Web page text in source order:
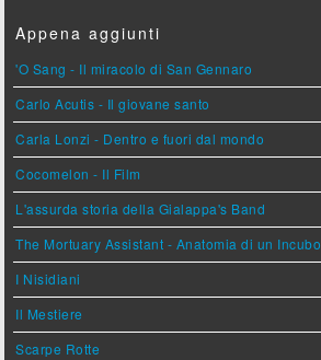
Appena aggiunti
'O Sang - Il miracolo di San Gennaro
Carlo Acutis - Il giovane santo
Carla Lonzi - Dentro e fuori dal mondo
Cocomelon - Il Film
L'assurda storia della Gialappa's Band
The Mortuary Assistant - Anatomia di un Incubo
I Nisidiani
Il Mestiere
Scarpe Rotte